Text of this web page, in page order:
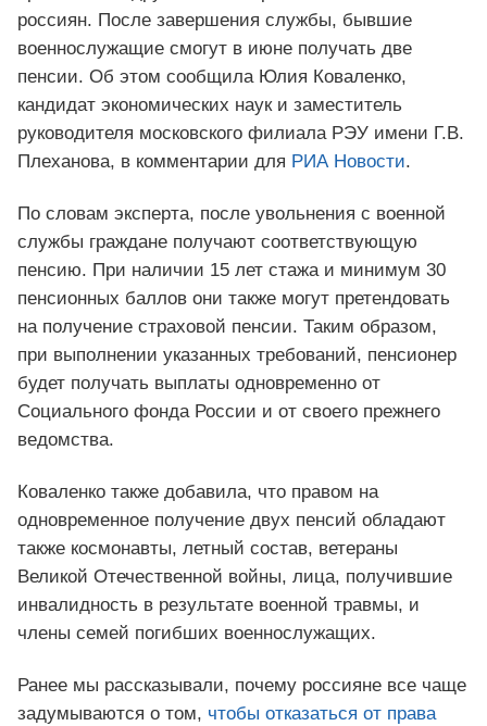
россиян. После завершения службы, бывшие
военнослужащие смогут в июне получать две
пенсии. Об этом сообщила Юлия Коваленко,
кандидат экономических наук и заместитель
руководителя московского филиала РЭУ имени Г.В.
Плеханова, в комментарии для РИА Новости.
По словам эксперта, после увольнения с военной
службы граждане получают соответствующую
пенсию. При наличии 15 лет стажа и минимум 30
пенсионных баллов они также могут претендовать
на получение страховой пенсии. Таким образом,
при выполнении указанных требований, пенсионер
будет получать выплаты одновременно от
Социального фонда России и от своего прежнего
ведомства.
Коваленко также добавила, что правом на
одновременное получение двух пенсий обладают
также космонавты, летный состав, ветераны
Великой Отечественной войны, лица, получившие
инвалидность в результате военной травмы, и
члены семей погибших военнослужащих.
Ранее мы рассказывали, почему россияне все чаще
задумываются о том, чтобы отказаться от права